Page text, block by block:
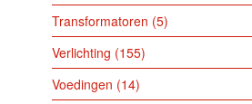
Transformatoren 5
Verlichting 155
Voedingen 14